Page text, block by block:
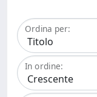
Ordina per:
In ordine: